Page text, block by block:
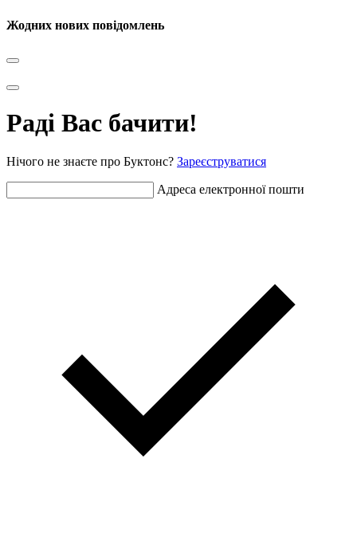
Жодних нових повідомлень
Раді Вас бачити!
Нічого не знаєте про Буктонс? Зареєструватися
Адреса електронної пошти